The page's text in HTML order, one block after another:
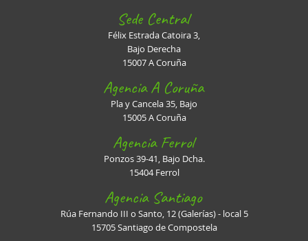
Sede Central
Félix Estrada Catoira 3,
Bajo Derecha
15007 A Coruña
Agencia A Coruña
Pla y Cancela 35, Bajo
15005 A Coruña
Agencia Ferrol
Ponzos 39-41, Bajo Dcha.
15404 Ferrol
Agencia Santiago
Rúa Fernando III o Santo, 12 (Galerías) - local 5
15705 Santiago de Compostela